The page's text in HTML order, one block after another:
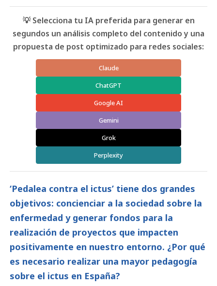
💡 Selecciona tu IA preferida para generar en
segundos un análisis completo del contenido y una
propuesta de post optimizado para redes sociales:
Claude
ChatGPT
Google AI
Gemini
Grok
Perplexity
‘Pedalea contra el ictus’ tiene dos grandes
objetivos: concienciar a la sociedad sobre la
enfermedad y generar fondos para la
realización de proyectos que impacten
positivamente en nuestro entorno. ¿Por qué
es necesario realizar una mayor pedagogía
sobre el ictus en España?